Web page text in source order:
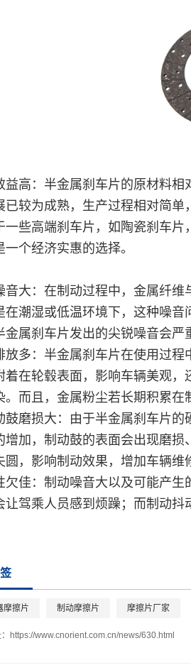
益高：半金属刹车片的原材料相
已较为成熟，生产过程相对简
一些高端刹车片，如陶瓷刹车
一个经济实惠的选择。
音大：在制动过程中，金属纤维
在潮湿或低温环境下，这种噪
金属刹车片发出的尖锐噪音会严
放多：半金属刹车片在使用过
着在轮毂表面，影响车辆美观，
。而且，金属粉尘若长期积累在
鼓磨损大：由于半金属刹车片
增加，制动鼓的表面会出现磨
圆，影响制动效果，增加车辆维
欠佳：制动噪音大以及可能产
让驾乘人员感到烦躁；而制动抖
摩擦片 制动摩擦片 摩擦片厂家
https://www.cnorient.com.cn/news/630.html